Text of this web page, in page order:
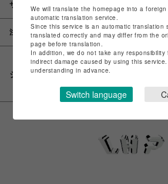
サイズ
注意事項
シェアする
We will translate the homepage into a
automatic translation service.
Since this service is an automatic translation
translated correctly and may differ from the
page before translation.
In addition, we do not take any responsibility
indirect damage caused by using this
understanding in advance.
Switch language